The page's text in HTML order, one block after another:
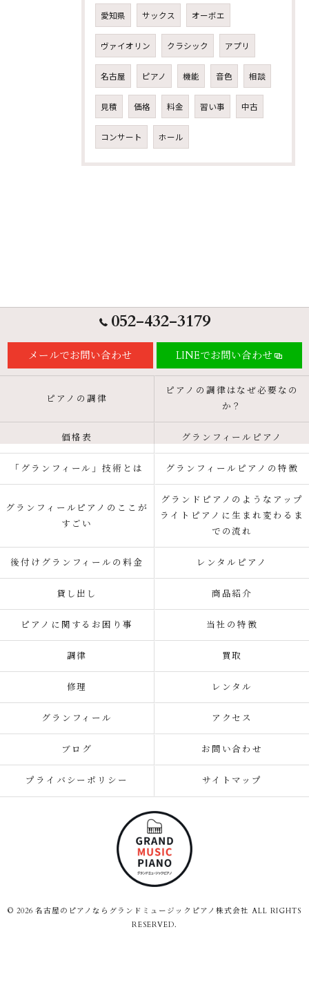
愛知県 サックス オーボエ
ヴァイオリン クラシック アプリ
名古屋 ピアノ 機能 音色 相談
見積 価格 料金 習い事 中古
コンサート ホール
052-432-3179
メールでお問い合わせ LINEでお問い合わせ
ピアノの調律
ピアノの調律はなぜ必要なの
か？
価格表 グランフィールピアノ
「グランフィール」技術とは グランフィールピアノの特徴
グランフィールピアノのここが
すごい
グランドピアノのようなアップ
ライトピアノに生まれ変わるま
での流れ
後付けグランフィールの料金 レンタルピアノ
貸し出し 商品紹介
ピアノに関するお困り事 当社の特徴
調律 買取
修理 レンタル
グランフィール アクセス
ブログ お問い合わせ
プライバシーポリシー サイトマップ
© 2026 名古屋のピアノならグランドミュージックピアノ株式会社 ALL RIGHTS
RESERVED.